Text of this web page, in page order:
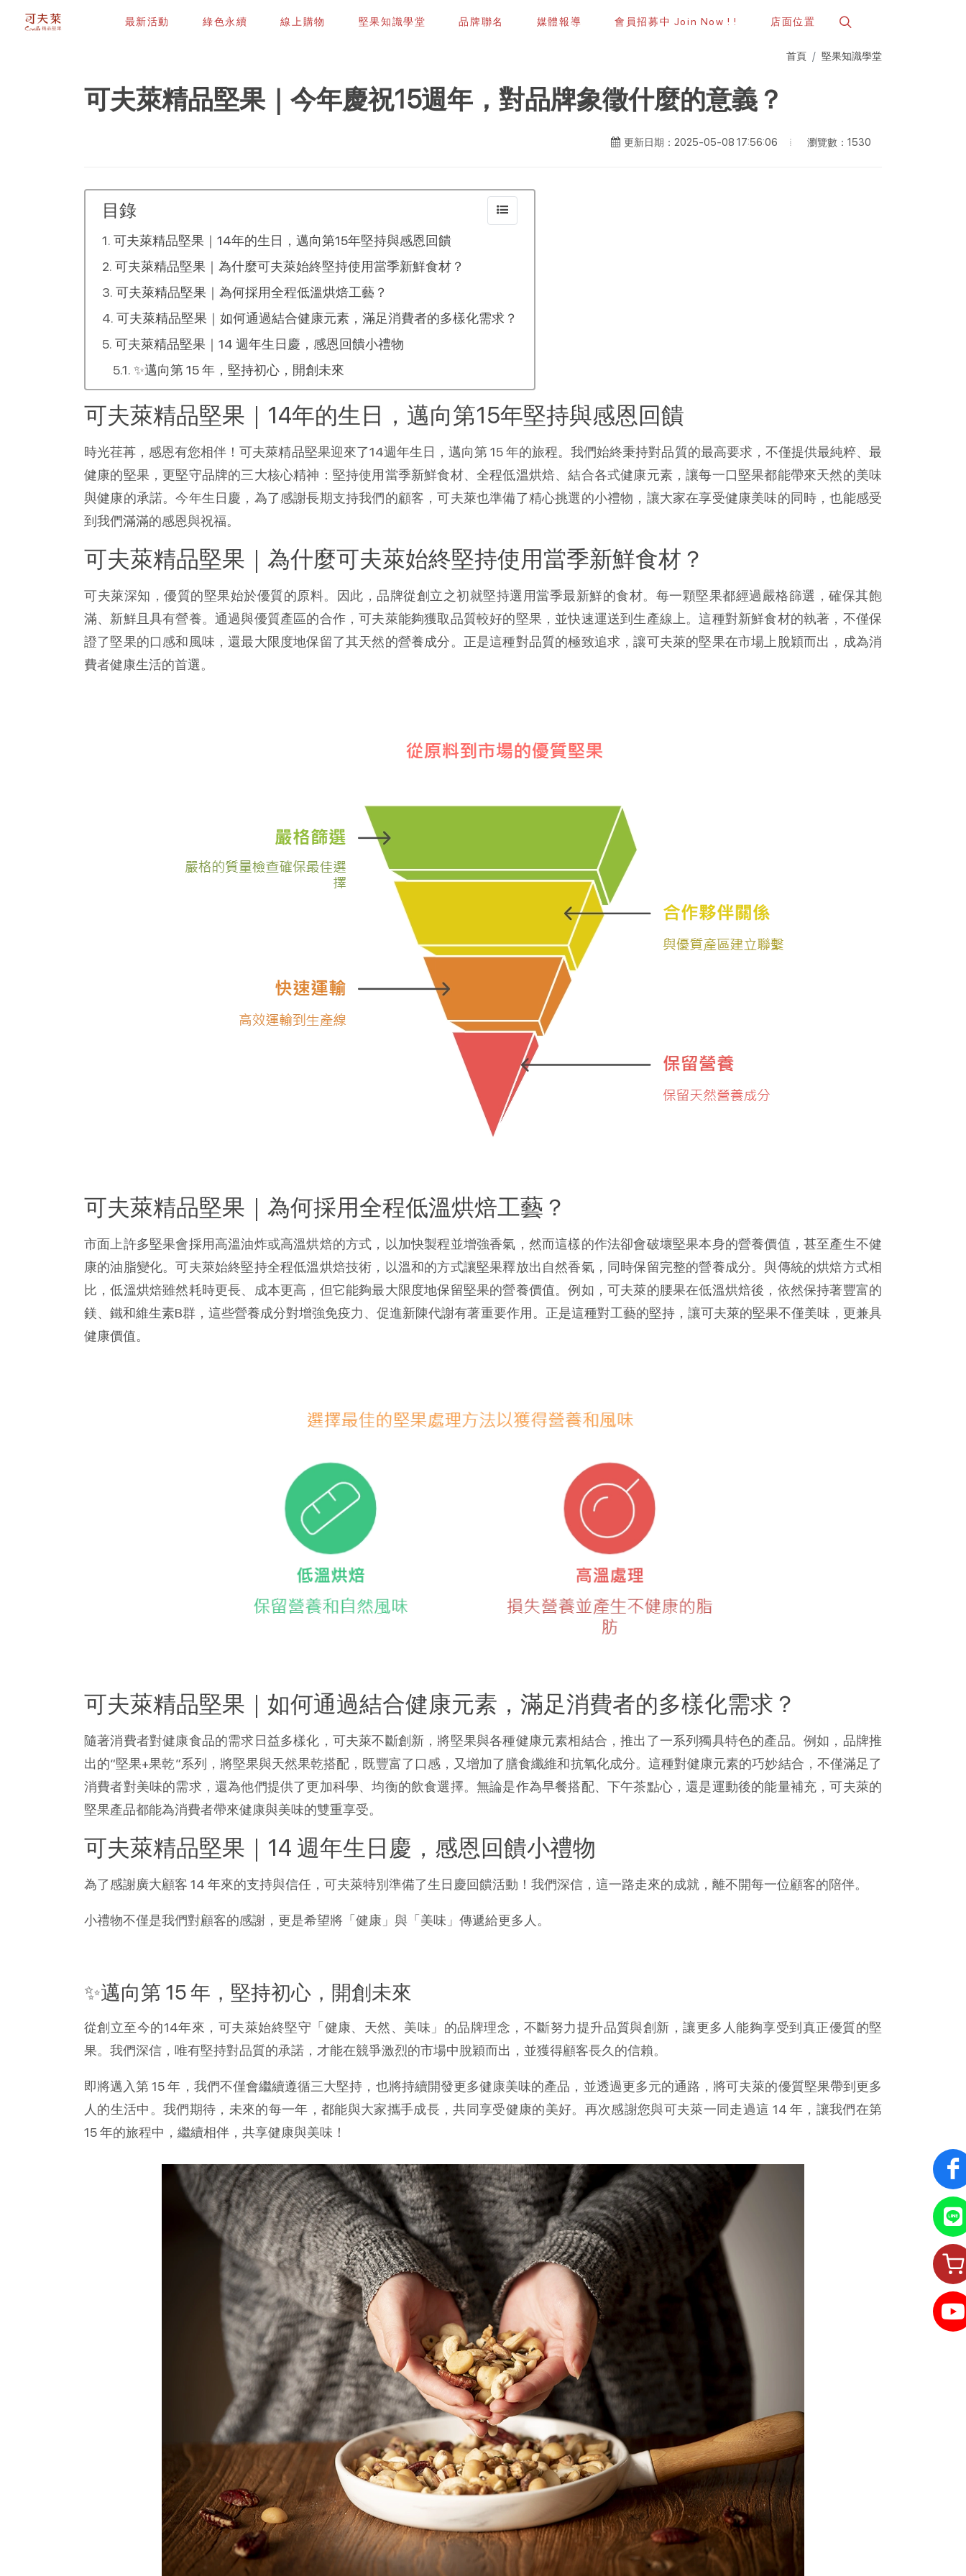
最新活動 綠色永續 線上購物 堅果知識學堂 品牌聯名 媒體報導 會員招募中 Join Now ! ! 店面位置
首頁 堅果知識學堂
可夫萊精品堅果｜今年慶祝15週年，對品牌象徵什麼的意義？
更新日期：2025-05-08 17:56:06 瀏覽數：1530
目錄
可夫萊精品堅果｜14年的生日，邁向第15年堅持與感恩回饋
可夫萊精品堅果｜為什麼可夫萊始終堅持使用當季新鮮食材？
可夫萊精品堅果｜為何採用全程低溫烘焙工藝？
可夫萊精品堅果｜如何通過結合健康元素，滿足消費者的多樣化需求？
可夫萊精品堅果｜14 週年生日慶，感恩回饋小禮物
✨邁向第 15 年，堅持初心，開創未來
可夫萊精品堅果｜14年的生日，邁向第15年堅持與感恩回饋
時光荏苒，感恩有您相伴！可夫萊精品堅果迎來了14週年生日，邁向第 15 年的旅程。我們始終秉持對品質的最高要求，不僅提供最純粹、最
健康的堅果，更堅守品牌的三大核心精神：堅持使用當季新鮮食材、全程低溫烘焙、結合各式健康元素，讓每一口堅果都能帶來天然的美味
與健康的承諾。今年生日慶，為了感謝長期支持我們的顧客，可夫萊也準備了精心挑選的小禮物，讓大家在享受健康美味的同時，也能感受
到我們滿滿的感恩與祝福。
可夫萊精品堅果｜為什麼可夫萊始終堅持使用當季新鮮食材？
可夫萊深知，優質的堅果始於優質的原料。因此，品牌從創立之初就堅持選用當季最新鮮的食材。每一顆堅果都經過嚴格篩選，確保其飽
滿、新鮮且具有營養。通過與優質產區的合作，可夫萊能夠獲取品質較好的堅果，並快速運送到生產線上。這種對新鮮食材的執著，不僅保
證了堅果的口感和風味，還最大限度地保留了其天然的營養成分。正是這種對品質的極致追求，讓可夫萊的堅果在市場上脫穎而出，成為消
費者健康生活的首選。
可夫萊精品堅果｜為何採用全程低溫烘焙工藝？
市面上許多堅果會採用高溫油炸或高溫烘焙的方式，以加快製程並增強香氣，然而這樣的作法卻會破壞堅果本身的營養價值，甚至產生不健
康的油脂變化。可夫萊始終堅持全程低溫烘焙技術，以溫和的方式讓堅果釋放出自然香氣，同時保留完整的營養成分。與傳統的烘焙方式相
比，低溫烘焙雖然耗時更長、成本更高，但它能夠最大限度地保留堅果的營養價值。例如，可夫萊的腰果在低溫烘焙後，依然保持著豐富的
鎂、鐵和維生素B群，這些營養成分對增強免疫力、促進新陳代謝有著重要作用。正是這種對工藝的堅持，讓可夫萊的堅果不僅美味，更兼具
健康價值。
可夫萊精品堅果｜如何通過結合健康元素，滿足消費者的多樣化需求？
隨著消費者對健康食品的需求日益多樣化，可夫萊不斷創新，將堅果與各種健康元素相結合，推出了一系列獨具特色的產品。例如，品牌推
出的“堅果+果乾”系列，將堅果與天然果乾搭配，既豐富了口感，又增加了膳食纖維和抗氧化成分。這種對健康元素的巧妙結合，不僅滿足了
消費者對美味的需求，還為他們提供了更加科學、均衡的飲食選擇。無論是作為早餐搭配、下午茶點心，還是運動後的能量補充，可夫萊的
堅果產品都能為消費者帶來健康與美味的雙重享受。
可夫萊精品堅果｜14 週年生日慶，感恩回饋小禮物
為了感謝廣大顧客 14 年來的支持與信任，可夫萊特別準備了生日慶回饋活動！我們深信，這一路走來的成就，離不開每一位顧客的陪伴。
小禮物不僅是我們對顧客的感謝，更是希望將「健康」與「美味」傳遞給更多人。
✨邁向第 15 年，堅持初心，開創未來
從創立至今的14年來，可夫萊始終堅守「健康、天然、美味」的品牌理念，不斷努力提升品質與創新，讓更多人能夠享受到真正優質的堅
果。我們深信，唯有堅持對品質的承諾，才能在競爭激烈的市場中脫穎而出，並獲得顧客長久的信賴。
即將邁入第 15 年，我們不僅會繼續遵循三大堅持，也將持續開發更多健康美味的產品，並透過更多元的通路，將可夫萊的優質堅果帶到更多
人的生活中。我們期待，未來的每一年，都能與大家攜手成長，共同享受健康的美好。再次感謝您與可夫萊一同走過這 14 年，讓我們在第
15 年的旅程中，繼續相伴，共享健康與美味！